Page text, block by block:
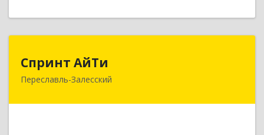
Спринт АйТи
Переславль-Залесский152025, Ярославская обл, Переславль-